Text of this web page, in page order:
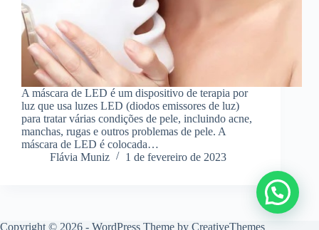
A máscara de LED é um dispositivo de terapia por
luz que usa luzes LED (diodos emissores de luz)
para tratar várias condições de pele, incluindo acne,
manchas, rugas e outros problemas de pele. A
máscara de LED é colocada…
Flávia Muniz
1 de fevereiro de 2023
Copyright © 2026 - WordPress Theme by CreativeThemes